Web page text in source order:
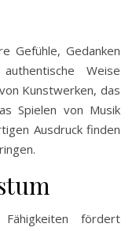
Gefühle, Gedanken
Weise
Kunstwerken, das
Spielen von Musik
Ausdruck finden
fördert